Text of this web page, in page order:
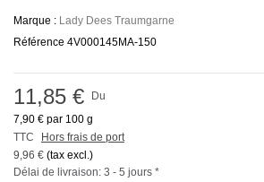
Marque : Lady Dees Traumgarne
Référence 4V000145MA-150
Du
11,85 €
7,90 € par 100 g
TTC
Hors frais de port
9,96 € (tax excl.)
Délai de livraison: 3 - 5 jours *